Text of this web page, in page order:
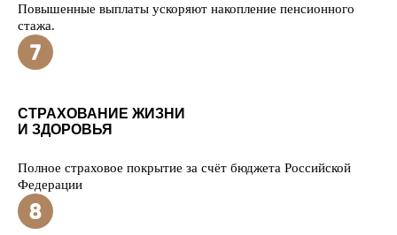
Повышенные выплаты ускоряют накопление пенсионного
стажа.
СТРАХОВАНИЕ ЖИЗНИ
И ЗДОРОВЬЯ
Полное страховое покрытие за счёт бюджета Российской
Федерации